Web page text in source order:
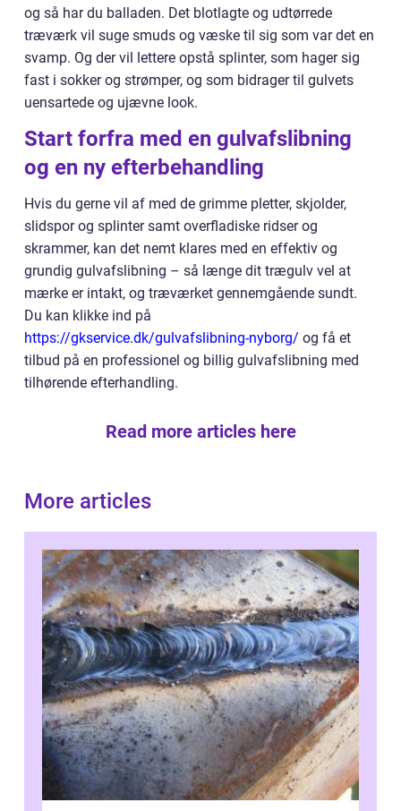
og så har du balladen. Det blotlagte og udtørrede
træværk vil suge smuds og væske til sig som var det en
svamp. Og der vil lettere opstå splinter, som hager sig
fast i sokker og strømper, og som bidrager til gulvets
uensartede og ujævne look.
Start forfra med en gulvafslibning
og en ny efterbehandling
Hvis du gerne vil af med de grimme pletter, skjolder,
slidspor og splinter samt overfladiske ridser og
skrammer, kan det nemt klares med en effektiv og
grundig gulvafslibning – så længe dit trægulv vel at
mærke er intakt, og træværket gennemgående sundt.
Du kan klikke ind på
https://gkservice.dk/gulvafslibning-nyborg/ og få et
tilbud på en professionel og billig gulvafslibning med
tilhørende efterhandling.
Read more articles here
More articles